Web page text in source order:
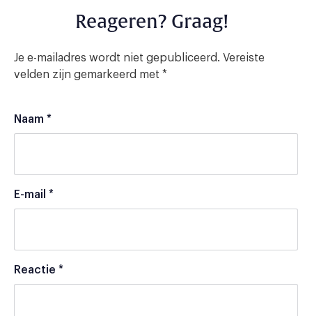
Reageren? Graag!
Je e-mailadres wordt niet gepubliceerd. Vereiste
velden zijn gemarkeerd met *
Naam *
E-mail *
Reactie *